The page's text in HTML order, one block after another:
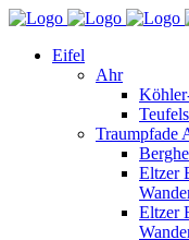
Eifel
Ahr
Traumpfade
Eltzer
Eltzer